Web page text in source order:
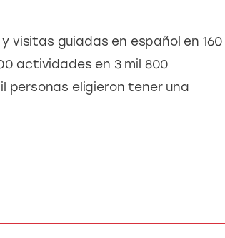
visitas guiadas en español en 160
actividades en 3 mil 800
personas eligieron tener una